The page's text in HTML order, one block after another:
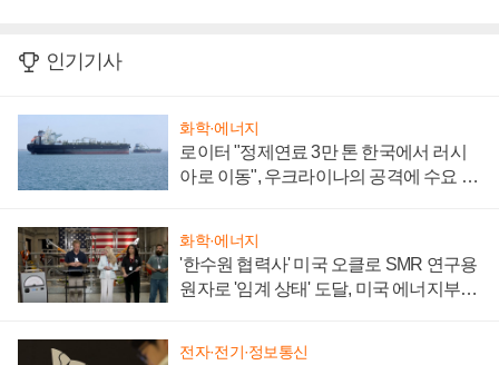
인기기사
화학·에너지
로이터 "정제연료 3만 톤 한국에서 러시
아로 이동", 우크라이나의 공격에 수요 늘
화학·에너지
'한수원 협력사' 미국 오클로 SMR 연구용
원자로 '임계 상태' 도달, 미국 에너지부
전자·전기·정보통신